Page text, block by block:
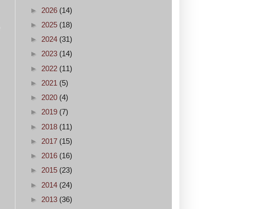
► 2026 (14)
► 2025 (18)
► 2024 (31)
► 2023 (14)
► 2022 (11)
► 2021 (5)
► 2020 (4)
► 2019 (7)
► 2018 (11)
► 2017 (15)
► 2016 (16)
► 2015 (23)
► 2014 (24)
► 2013 (36)